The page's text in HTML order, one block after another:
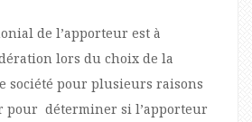
de l’apporteur est à
lors du choix de la
société pour plusieurs raisons
pour déterminer si l’apporteur